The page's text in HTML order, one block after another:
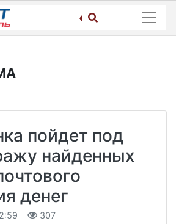
пойдет под
найденных
денег
307